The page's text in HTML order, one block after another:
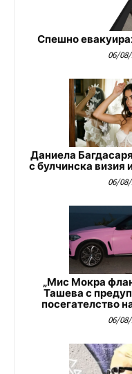
Спешно
06/
Даниела
с булчинска визия
06/
„Мис Мокра
Ташева с
посегателство
06/